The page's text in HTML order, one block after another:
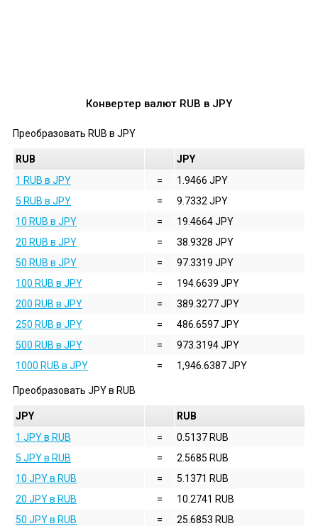
Конвертер валют RUB в JPY
Преобразовать RUB в JPY
RUB
JPY
1 RUB в JPY
=
1.9466 JPY
5 RUB в JPY
=
9.7332 JPY
10 RUB в JPY
=
19.4664 JPY
20 RUB в JPY
=
38.9328 JPY
50 RUB в JPY
=
97.3319 JPY
100 RUB в JPY
=
194.6639 JPY
200 RUB в JPY
=
389.3277 JPY
250 RUB в JPY
=
486.6597 JPY
500 RUB в JPY
=
973.3194 JPY
1000 RUB в JPY
= 1,946.6387 JPY
Преобразовать JPYв RUB
JPY
RUB
1 JPY в RUB
=
0.5137 RUB
5 JPY в RUB
=
2.5685 RUB
10 JPY в RUB
=
5.1371 RUB
20 JPY в RUB
=
10.2741 RUB
50 JPY в RUB
=
25.6853 RUB